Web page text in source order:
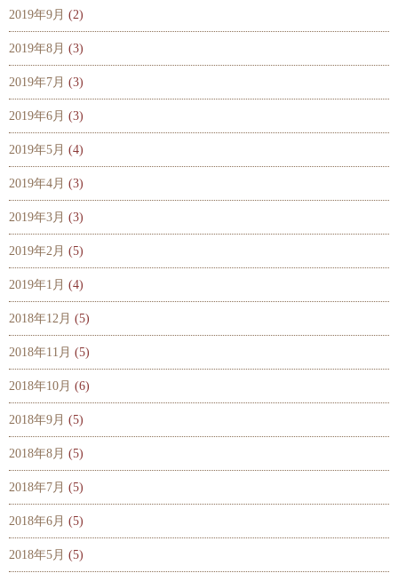
2019年9月 (2)
2019年8月 (3)
2019年7月 (3)
2019年6月 (3)
2019年5月 (4)
2019年4月 (3)
2019年3月 (3)
2019年2月 (5)
2019年1月 (4)
2018年12月 (5)
2018年11月 (5)
2018年10月 (6)
2018年9月 (5)
2018年8月 (5)
2018年7月 (5)
2018年6月 (5)
2018年5月 (5)